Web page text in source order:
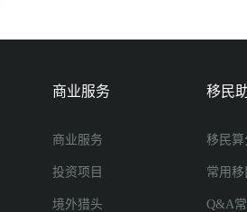
商业服务
商业服务
投资项目
境外猎头
移民
移民算
常用移
Q&A